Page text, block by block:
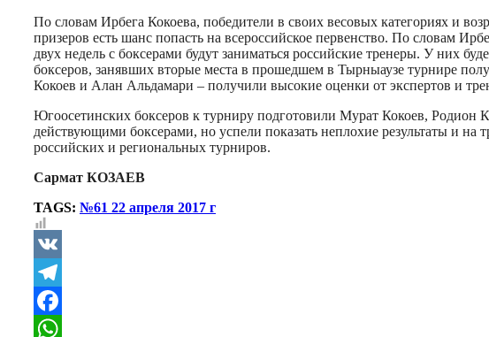
По словам Ирбега Кокоева, победители в своих весовых категориях и
призеров есть шанс попасть на всероссийское первенство. По словам
двух недель с боксерами будут заниматься российские тренеры. У них
боксеров, занявших вторые места в прошедшем в Тырныаузе турнире
Кокоев и Алан Альдамари – получили высокие оценки от экспертов и
Югоосетинских боксеров к турниру подготовили Мурат Кокоев,
действующими боксерами, но успели показать неплохие результаты и
российских и региональных турниров.
Сармат КОЗАЕВ
TAGS: №61 22 апреля 2017 г
VK
Telegram
Facebook